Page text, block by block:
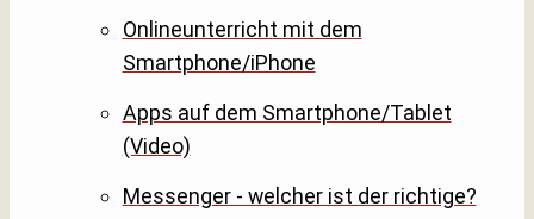
Onlineunterricht mit dem
Smartphone/iPhone
Apps auf dem Smartphone/Tablet
(Video)
Messenger - welcher ist der richtige?